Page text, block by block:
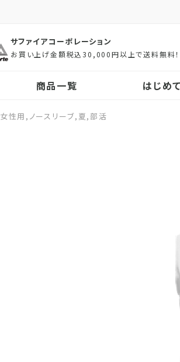
サファイアコーポレーション
お買い上げ金額税込30,000円以上で送料無料！
商品一覧 はじめ
女性用,ノースリーブ,夏,部活